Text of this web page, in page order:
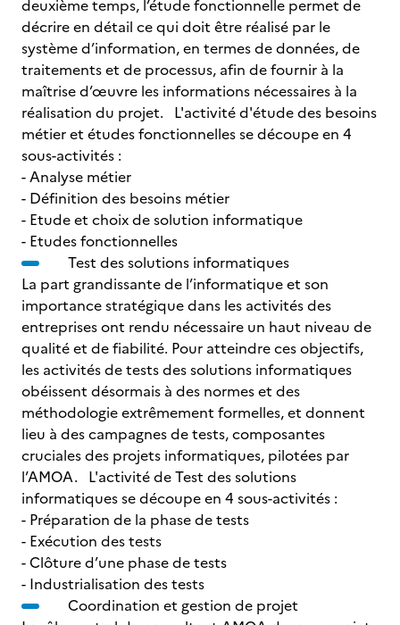
deuxième temps, l’étude fonctionnelle permet de
décrire en détail ce qui doit être réalisé par le
système d’information, en termes de données, de
traitements et de processus, afin de fournir à la
maîtrise d’œuvre les informations nécessaires à la
réalisation du projet. L'activité d'étude des besoins
métier et études fonctionnelles se découpe en 4
sous-activités :
- Analyse métier
- Définition des besoins métier
- Etude et choix de solution informatique
- Etudes fonctionnelles
Test des solutions informatiques
La part grandissante de l’informatique et son
importance stratégique dans les activités des
entreprises ont rendu nécessaire un haut niveau de
qualité et de fiabilité. Pour atteindre ces objectifs,
les activités de tests des solutions informatiques
obéissent désormais à des normes et des
méthodologie extrêmement formelles, et donnent
lieu à des campagnes de tests, composantes
cruciales des projets informatiques, pilotées par
l’AMOA. L'activité de Test des solutions
informatiques se découpe en 4 sous-activités :
- Préparation de la phase de tests
- Exécution des tests
- Clôture d’une phase de tests
- Industrialisation des tests
Coordination et gestion de projet